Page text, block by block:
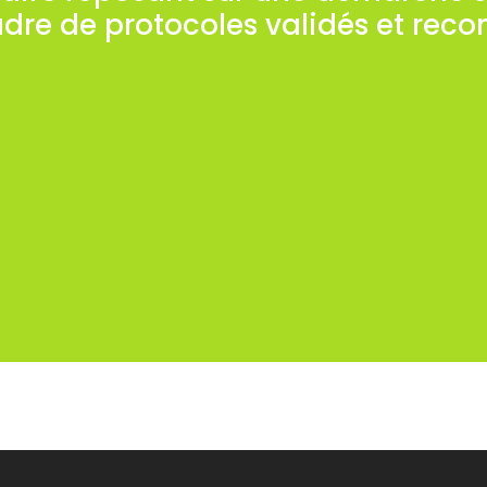
de protocoles validés et